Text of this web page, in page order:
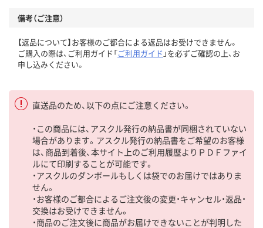
備考（ご注意）
【返品について】お客様のご都合による返品はお受けできません。
ご購入の際は、ご利用ガイド「ご利用ガイド 」を必ずご確認の上、お
申し込みください。
直送品のため、以下の点にご注意ください。
・この商品には、アスクル発行の納品書が同梱されていない
場合があります。アスクル発行の納品書をご希望のお客様
は、商品到着後、本サイト上のご利用履歴よりＰＤＦファイ
ルにて印刷することが可能です。
・アスクルのダンボールもしくは袋でのお届けではありま
せん。
・お客様のご都合によるご注文後の変更・キャンセル・返品・
交換はお受けできません。
・商品のご注文後に商品がお届けできないことが判明した